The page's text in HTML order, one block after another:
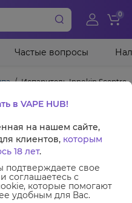
0
Испаритель Innokin Sceptre
Частые вопросы
в VAPE HUB!
на нашем сайте,
клиентов, которым
18 лет.
подтверждаете свое
соглашаетесь с
которые помогают
удобным для Вас.